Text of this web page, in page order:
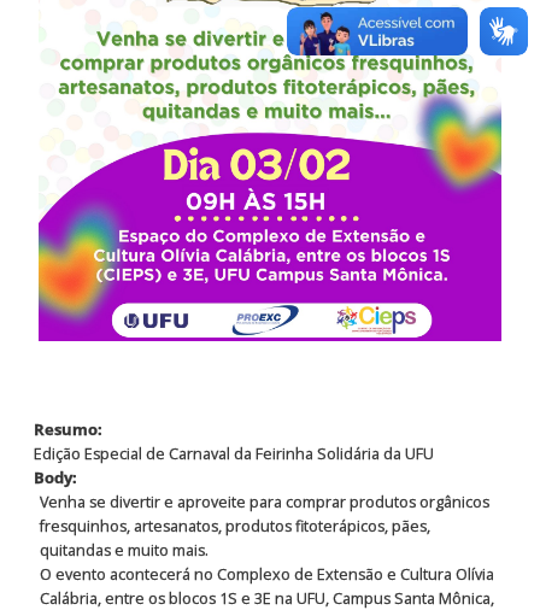
Resumo:
Edição Especial de Carnaval da Feirinha Solidária da UFU
Body:
Venha se divertir e aproveite para comprar produtos orgânicos
fresquinhos, artesanatos, produtos fitoterápicos, pães,
quitandas e muito mais.
O evento acontecerá no Complexo de Extensão e Cultura Olívia
Calábria, entre os blocos 1S e 3E na UFU, Campus Santa Mônica,